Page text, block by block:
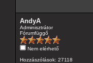
AndyA
Adminisztrátor
Fórumfüggő
Nem elérhető
Hozzászólások: 27118